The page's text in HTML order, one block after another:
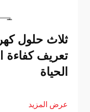
ثلاث حلول
تعريف كفاءة
الحياة
عرض المزيد